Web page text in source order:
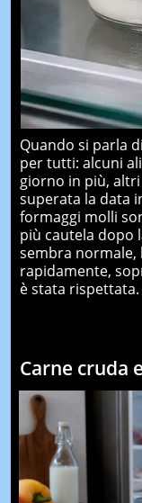
Quando si parla
per tutti: alcuni
giorno in più,
superata la data
formaggi molli
più cautela dopo
sembra
rapidamente,
è stata rispettata.
Carne cruda